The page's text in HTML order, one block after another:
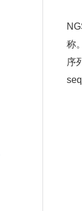
称
序